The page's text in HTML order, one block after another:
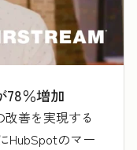
78％増加
改善を実現する
HubSpotのマー